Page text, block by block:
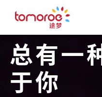
总有一
于你